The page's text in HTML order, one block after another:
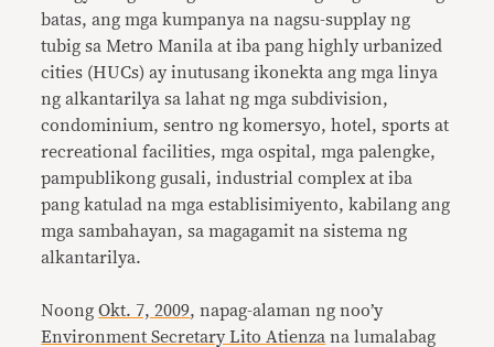
batas, ang mga kumpanya na nagsu-supplay ng
tubig sa Metro Manila at iba pang highly urbanized
cities (HUCs) ay inutusang ikonekta ang mga linya
ng alkantarilya sa lahat ng mga subdivision,
condominium, sentro ng komersyo, hotel, sports at
recreational facilities, mga ospital, mga palengke,
pampublikong gusali, industrial complex at iba
pang katulad na mga establisimiyento, kabilang ang
mga sambahayan, sa magagamit na sistema ng
alkantarilya.
NoongOkt. 7, 2009, napag-alaman ng noo’y
Environment Secretary Lito Atienza na lumalabag